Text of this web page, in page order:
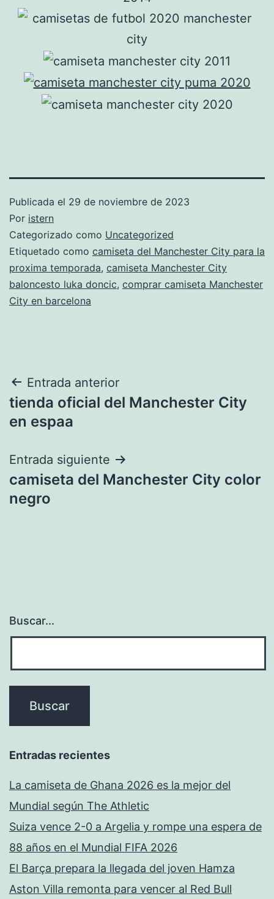
Publicada el 29 de noviembre de 2023
Por istern
Categorizado como Uncategorized
Etiquetado como camiseta del Manchester City para la
proxima temporada, camiseta Manchester City
baloncesto luka doncic, comprar camiseta Manchester
City en barcelona
Navegación
de
Entrada anterior
tienda oficial del Manchester City
en espaa
Entrada siguiente
camiseta del Manchester City color
negro
Buscar...
Entradas recientes
La camiseta de Ghana 2026 es la mejor del
Mundial según The Athletic
Suiza vence 2-0 a Argelia y rompe una espera de
88 años en el Mundial FIFA 2026
El Barça prepara la llegada del joven Hamza
Aston Villa remonta para vencer al Red Bull